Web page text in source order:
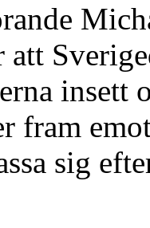
insett
fram
sig